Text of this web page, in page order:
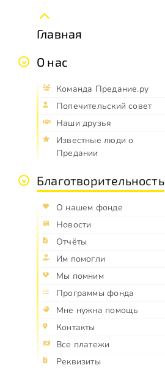
Главная
О нас
Команда Предание.ру
Попечительский совет
Наши друзья
Известные люди о
Предании
Благотворительность
О нашем фонде
Новости
Отчёты
Им помогли
Мы помним
Программы фонда
Мне нужна помощь
Контакты
Все платежи
Реквизиты